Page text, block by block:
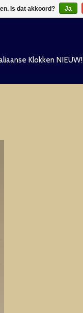
Klokken NIEUW!
Is dat akkoord? Ja